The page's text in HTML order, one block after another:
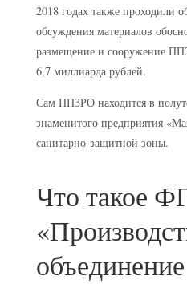
2018 годах также проходили
обсуждения материалов
размещение и сооружение
6,7 миллиарда рублей.
Сам ППЗРО находится в
знаменитого предприятия
санитарно-защитной зоны.
Что такое